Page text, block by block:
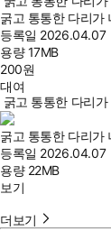
굵고 통통한 다리가
등록일 2026.04.07
용량17MB
200원
대여
굵고 통통한 다리
굵고 통통한 다리가
등록일 2026.04.07
용량 22MB
보기
더보기